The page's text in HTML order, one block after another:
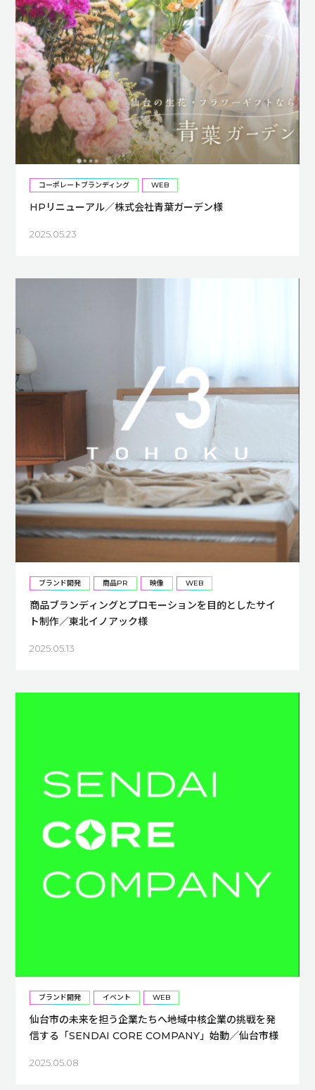
コーポレートブランディング WEB
HPリニューアル／株式会社青葉ガーデン様
2025.05.23
ブランド開発 商品PR 映像 WEB
商品ブランディングとプロモーションを目的としたサイ
ト制作／東北イノアック様
2025.05.13
ブランド開発 イベント WEB
仙台市の未来を担う企業たちへ――地域中核企業の挑戦を発
信する「SENDAI CORE COMPANY」始動／仙台市様
2025.05.08